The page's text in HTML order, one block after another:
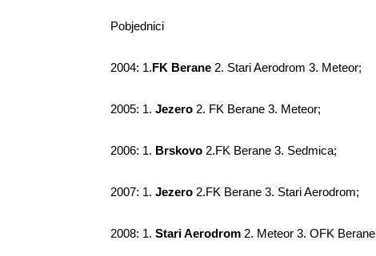
Po­bjed­ni­ci
2004: 1.FK Be­ra­ne 2. Sta­ri Aero­drom 3. Me­te­or;
2005: 1. Je­ze­ro 2. FK Be­ra­ne 3. Me­te­or;
2006: 1. Br­sko­vo 2.FK Be­ra­ne 3. Sed­mi­ca;
2007: 1. Je­ze­ro 2.FK Be­ra­ne 3. Sta­ri Aero­drom;
2008: 1. Sta­ri Aero­drom 2. Me­te­or 3. OFK Be­ra­ne